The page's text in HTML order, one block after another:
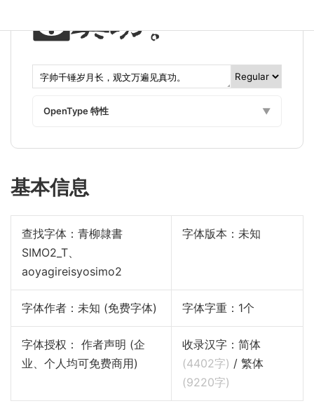
见真功。
OpenType 特性 ▼
基本信息
查找字体： 青柳隷書
SIMO2_T、
aoyagireisyosimo2
字体版本：未知
字体作者：未知 (免费字体) 字体字重：1个
字体授权： 作者声明 (企
业、个人均可免费商用)
收录汉字：简体
(4402字) / 繁体
(9220字)